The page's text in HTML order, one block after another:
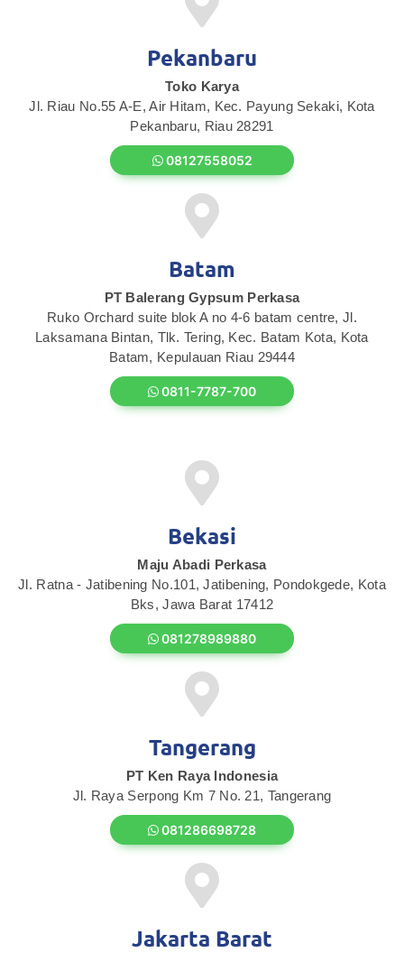
Pekanbaru
Toko Karya
Jl. Riau No.55 A-E, Air Hitam, Kec. Payung Sekaki, Kota
Pekanbaru, Riau 28291
08127558052
Batam
PT Balerang Gypsum Perkasa
Ruko Orchard suite blok A no 4-6 batam centre, Jl.
Laksamana Bintan, Tlk. Tering, Kec. Batam Kota, Kota
Batam, Kepulauan Riau 29444
0811-7787-700
Bekasi
Maju Abadi Perkasa
Jl. Ratna - Jatibening No.101, Jatibening, Pondokgede, Kota
Bks, Jawa Barat 17412
081278989880
Tangerang
PT Ken Raya Indonesia
Jl. Raya Serpong Km 7 No. 21, Tangerang
081286698728
Jakarta Barat